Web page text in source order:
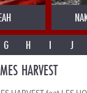
G H I J
HARVEST